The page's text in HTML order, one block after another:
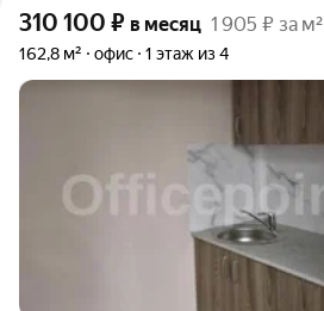
310 100 ₽ в месяц 1 905 ₽ за м²
162,8 м² офис 1 этаж из 4